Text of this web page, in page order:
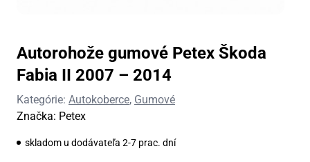
Autorohože gumové Petex Škoda
Fabia II 2007 – 2014
Kategórie: Autokoberce, Gumové
Značka: Petex
skladom u dodávateľa 2-7 prac. dní